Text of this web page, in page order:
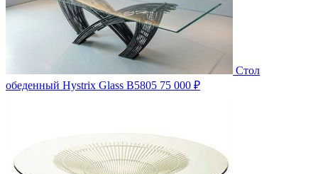
Стол
обеденный Hystrix Glass B5805 75 000 ₽